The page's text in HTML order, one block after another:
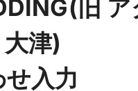
旧 ア
津)
入力